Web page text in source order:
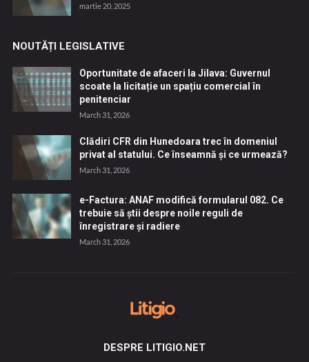
martie 20, 2025
NOUTĂȚI LEGISLATIVE
Oportunitate de afaceri la Jilava: Guvernul
scoate la licitație un spațiu comercial în
penitenciar
March 31, 2026
Clădiri CFR din Hunedoara trec în domeniul
privat al statului. Ce înseamnă și ce urmează?
March 31, 2026
e-Factura: ANAF modifică formularul 082. Ce
trebuie să știi despre noile reguli de
înregistrare și radiere
March 31, 2026
DESPRE LITIGIO.NET